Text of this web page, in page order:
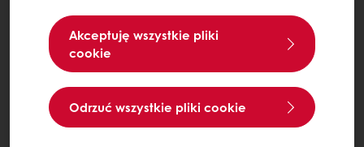
Akceptuję wszystkie pliki
cookie
Odrzuć wszystkie pliki cookie